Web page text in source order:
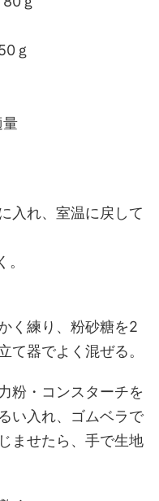
ｇ
量
入れ、室温に戻して
く練り、粉砂糖を2
て器でよく混ぜる。
粉・コンスターチを
い入れ、ゴムベラで
ませたら、手で生地